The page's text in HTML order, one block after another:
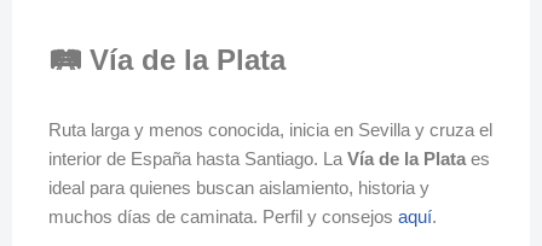
🛤️ Vía de la Plata
Ruta larga y menos conocida, inicia en Sevilla y cruza el
interior de España hasta Santiago. La Vía de la Plata es
ideal para quienes buscan aislamiento, historia y
muchos días de caminata. Perfil y consejos aquí.